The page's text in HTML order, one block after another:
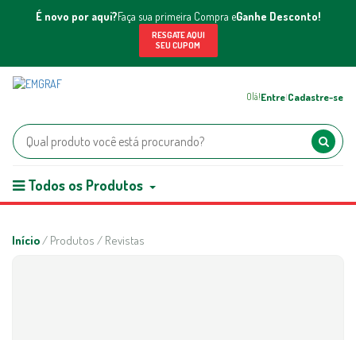
É novo por aqui?Faça sua primeira Compra eGanhe Desconto!
RESGATE AQUI
SEU CUPOM
Olá!Entre|Cadastre-se
Todos os Produtos
Início/ Produtos / Revistas